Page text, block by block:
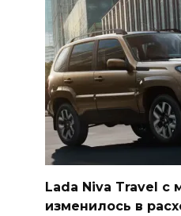
Lada Niva Travel с
изменилось в